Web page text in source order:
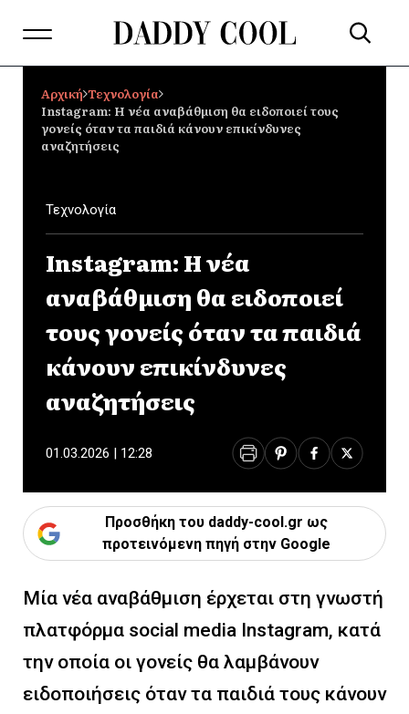
Αρχική Τεχνολογία
Instagram: Η νέα αναβάθμιση θα ειδοποιεί τους
γονείς όταν τα παιδιά κάνουν επικίνδυνες
αναζητήσεις
Τεχνολογία
Instagram: Η νέα
αναβάθμιση θα ειδοποιεί
τους γονείς όταν τα παιδιά
κάνουν επικίνδυνες
αναζητήσεις
01.03.2026 | 12:28
Προσθήκη του daddy-cool.gr ως
προτεινόμενη πηγή στην Google
Μία νέα αναβάθμιση έρχεται στη γνωστή
πλατφόρμα social media Instagram, κατά
την οποία οι γονείς θα λαμβάνουν
ειδοποιήσεις όταν τα παιδιά τους κάνουν